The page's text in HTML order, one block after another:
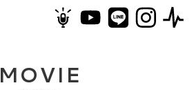
MOVIE